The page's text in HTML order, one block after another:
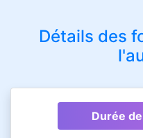
Détails des
Durée